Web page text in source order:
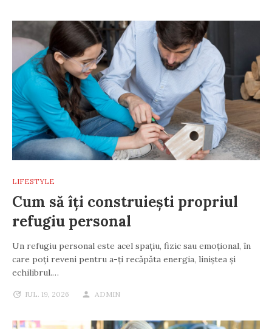
LIFESTYLE
Cum să îți construiești propriul
refugiu personal
Un refugiu personal este acel spațiu, fizic sau emoțional, în
care poți reveni pentru a-ți recăpăta energia, liniștea și
echilibrul.…
IUL. 19, 2026 ADMIN